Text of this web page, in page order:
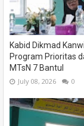
Kabid Dikmad
Program Prioritas
MTsN 7 Bantul
July 08, 2026 0